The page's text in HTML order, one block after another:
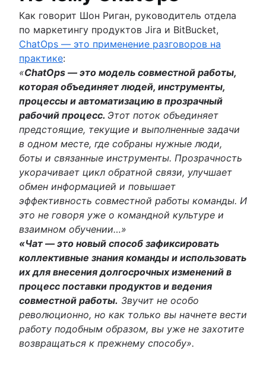
Примеры планов аварийного
восстановления
Рекомендации по отслеживанию багов
Пять «почему»
Публично и приватно
Состояние управления инцидентами (2020
Состояние управления инцидентами (2021
Compliance Management Software
Compliance Management Software
Compliance Management Software
Управление ИТ
Обзор
Управление проблемами
Обзор
Шаблон
Роли и обязанности
Процесс
Управление изменениями
Обзор
Рекомендации
Роли и обязанности
Консультативный совет по изменениям
Типы управления изменениями
Управление знаниями
Обзор
Что такое база знаний?
Что такое служба, ориентированная на
(KCS)
Базы знаний для самообслуживания
Управление корпоративными услугами
Кадровые услуги: управление и
Рекомендации по автоматизации
персоналом
Три совета по внедрению ESM
Понимание процесса увольнения
Стратегии управления взаимодействием с
сотрудниками
ITIL
Обзор
DevOps и ITIL
Руководство по стратегии обслуживания
Переход на новые сервисы ITIL
Непрерывное улучшение служб
ИТ-операции
Обзор
Управление ИТ-инфраструктурой
Сетевая инфраструктура
Управление ИТ-операциями
Как говорит Шон Риган, руководитель отдела
по маркетингу продуктов Jira и BitBucket,
ChatOps — это применение разговоров на
практике:
«ChatOps — это модель совместной работы,
которая объединяет людей, инструменты,
процессы и автоматизацию в прозрачный
рабочий процесс. Этот поток объединяет
предстоящие, текущие и выполненные задачи
в одном месте, где собраны нужные люди,
боты и связанные инструменты. Прозрачность
укорачивает цикл обратной связи, улучшает
обмен информацией и повышает
эффективность совместной работы команды. И
это не говоря уже о командной культуре и
взаимном обучении…»
«Чат — это новый способ зафиксировать
коллективные знания команды и использовать
их для внесения долгосрочных изменений в
процесс поставки продуктов и ведения
совместной работы. Звучит не особо
революционно, но как только вы начнете вести
работу подобным образом, вы уже не захотите
возвращаться к прежнему способу».